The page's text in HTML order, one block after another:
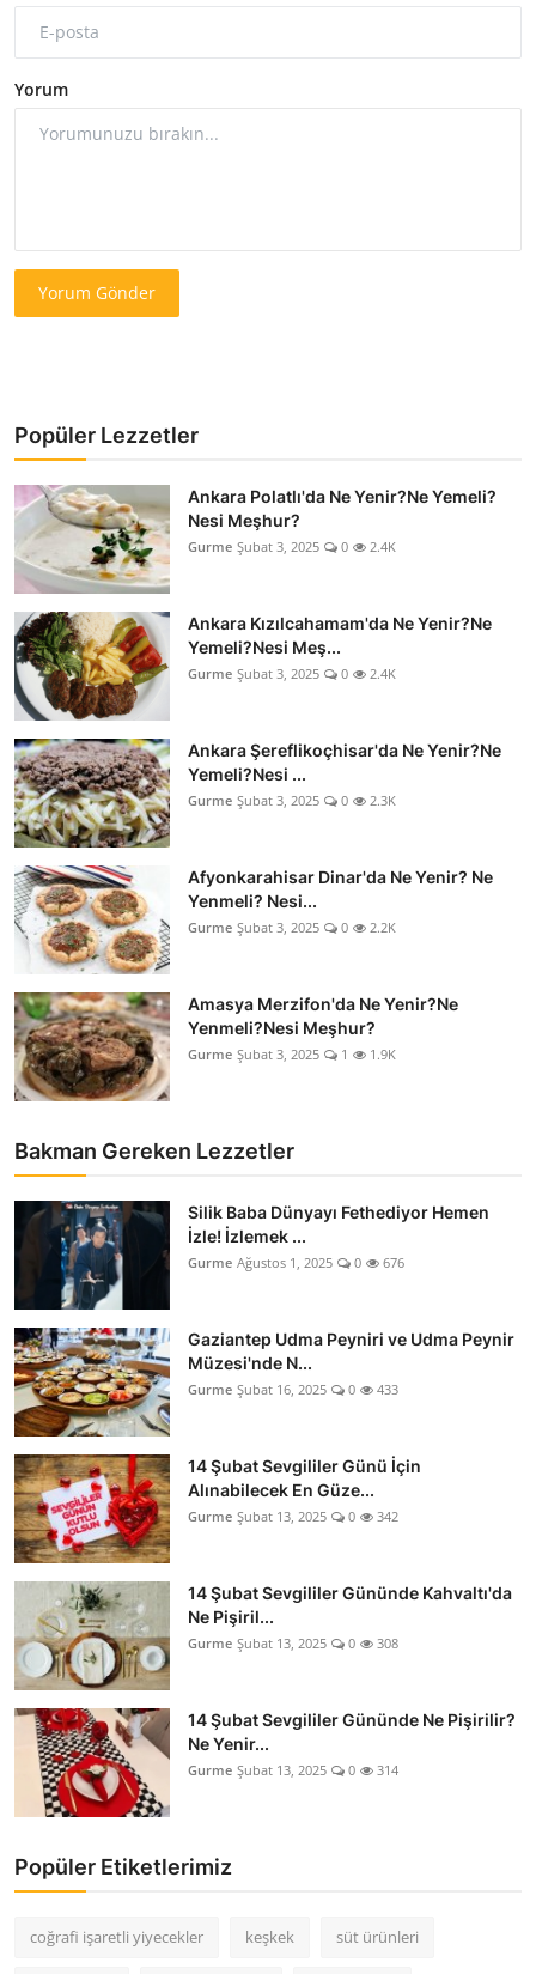
Yorum
Yorum Gönder
Popüler Lezzetler
Ankara Polatlı'da Ne Yenir?Ne Yemeli?
Nesi Meşhur?
Gurme Şubat 3, 2025 0 2.4K
Ankara Kızılcahamam'da Ne Yenir?Ne
Yemeli?Nesi Meş...
Gurme Şubat 3, 2025 0 2.4K
Ankara Şereflikoçhisar'da Ne Yenir?Ne
Yemeli?Nesi ...
Gurme Şubat 3, 2025 0 2.3K
Afyonkarahisar Dinar'da Ne Yenir? Ne
Yenmeli? Nesi...
Gurme Şubat 3, 2025 0 2.2K
Amasya Merzifon'da Ne Yenir?Ne
Yenmeli?Nesi Meşhur?
Gurme Şubat 3, 2025 1 1.9K
Bakman Gereken Lezzetler
Silik Baba Dünyayı Fethediyor Hemen
İzle! İzlemek ...
Gurme Ağustos 1, 2025 0 676
Gaziantep Udma Peyniri ve Udma Peynir
Müzesi'nde N...
Gurme Şubat 16, 2025 0 433
14 Şubat Sevgililer Günü İçin
Alınabilecek En Güze...
Gurme Şubat 13, 2025 0 342
14 Şubat Sevgililer Gününde Kahvaltı'da
Ne Pişiril...
Gurme Şubat 13, 2025 0 308
14 Şubat Sevgililer Gününde Ne Pişirilir?
Ne Yenir...
Gurme Şubat 13, 2025 0 314
Popüler Etiketlerimiz
coğrafi işaretli yiyecekler keşkek süt ürünleri